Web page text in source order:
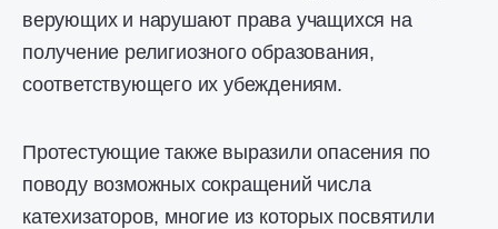
верующих и нарушают права учащихся на
получение религиозного образования,
соответствующего их убеждениям.
Протестующие также выразили опасения по
поводу возможных сокращений числа
катехизаторов, многие из которых посвятили